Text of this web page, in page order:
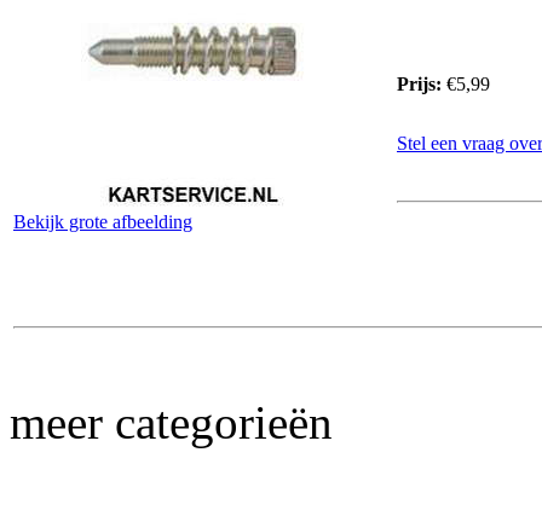
Bekijk grote afbeelding
Prijs: €5,99
Stel een vraag
meer categorieën